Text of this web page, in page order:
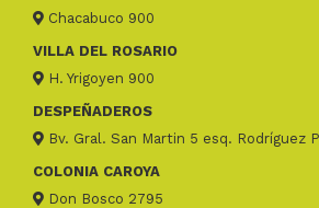
Chacabuco 900
VILLA DEL ROSARIO
H. Yrigoyen 900
DESPEÑADEROS
Bv. Gral. San Martin 5 esq. Rodríguez
COLONIA CAROYA
Don Bosco 2795